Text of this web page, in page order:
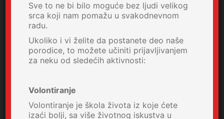
Sve to ne bi bilo moguće bez ljudi velikog
srca koji nam pomažu u svakodnevnom
radu.
Ukoliko i vi želite da postanete deo naše
porodice, to možete učiniti prijavljivanjem
za neku od sledećih aktivnosti:
Volontiranje
Volontiranje je škola života iz koje ćete
izaći bolji, sa više životnog iskustva u